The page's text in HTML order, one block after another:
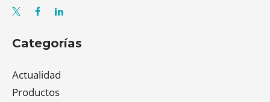
Categorías
Actualidad
Productos